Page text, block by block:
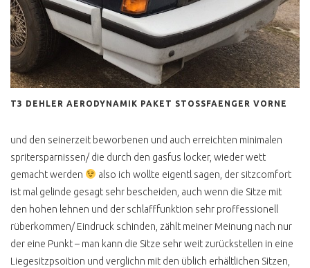
T3 DEHLER AERODYNAMIK PAKET STOSSFAENGER VORNE
und den seinerzeit beworbenen und auch erreichten minimalen
spritersparnissen/ die durch den gasfus locker, wieder wett
gemacht werden
also ich wollte eigentl sagen, der sitzcomfort
ist mal gelinde gesagt sehr bescheiden, auch wenn die Sitze mit
den hohen lehnen und der schlafffunktion sehr proffessionell
rüberkommen/ Eindruck schinden, zählt meiner Meinung nach nur
der eine Punkt – man kann die Sitze sehr weit zurückstellen in eine
Liegesitzpsoition und verglichn mit den üblich erhältlichen Sitzen,